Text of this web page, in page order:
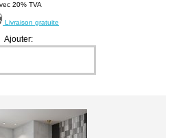
avec 20% TVA
Livraison gratuite
Ajouter: